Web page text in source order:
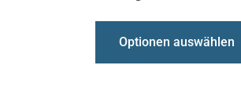
Optionen auswählen